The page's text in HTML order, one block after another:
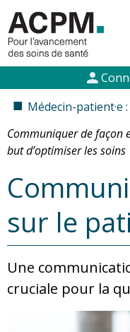
person
■ Médecin-patient·e :
Communiquer de façon
but d’optimiser les soins
sur le
Une
cruciale pour la